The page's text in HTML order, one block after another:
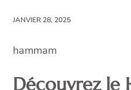
JANVIER 28, 2025
hammam
Découvrez le